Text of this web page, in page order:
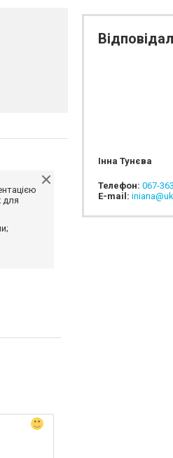
для
Інна Тунєва
Телефон: 067-
E-mail: